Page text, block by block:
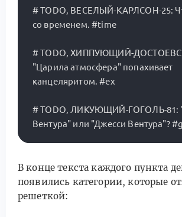
# TODO, ВЕСЕЛЫЙ-КАРЛСОН-25:
со временем. #time
# TODO, ХИППУЮЩИЙ-
"Царила атмосфера" попахивает
канцеляритом. #ex
# TODO, ЛИКУЮЩИЙ-ГОГОЛЬ-81:
В конце текста каждого пункта
появились категории, которые
решеткой: